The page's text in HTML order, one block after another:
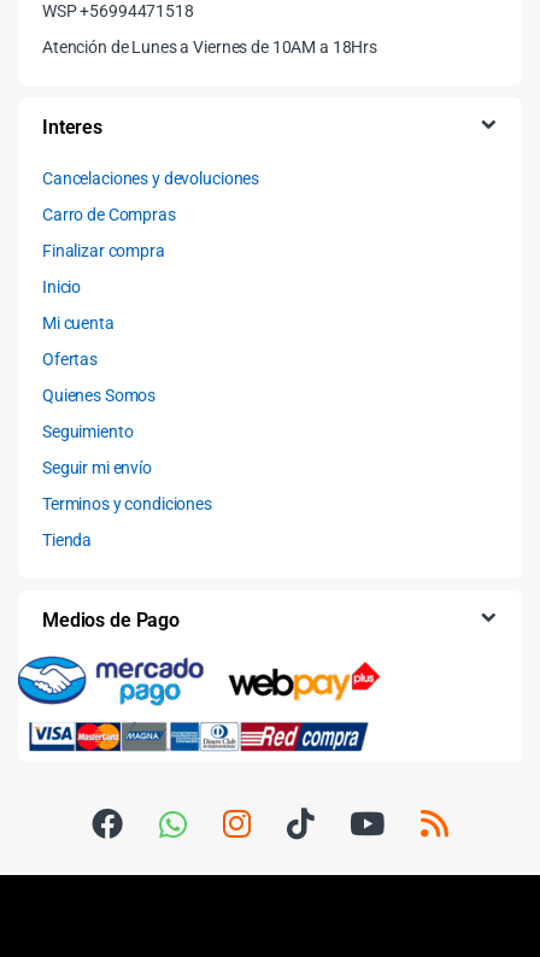
WSP +56994471518
Atención de Lunes a Viernes de 10AM a 18Hrs
Interes
Cancelaciones y devoluciones
Carro de Compras
Finalizar compra
Inicio
Mi cuenta
Ofertas
Quienes Somos
Seguimiento
Seguir mi envío
Terminos y condiciones
Tienda
Medios de Pago